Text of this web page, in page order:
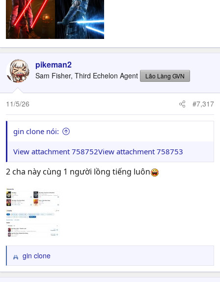
pikeman2
Sam Fisher, Third Echelon Agent Lão Làng GVN
11/5/26 #7,317
gin clone nói:
View attachment 758752View attachment 758753
2 cha này cùng 1 người lồng tiếng luôn
R
e
gin clone